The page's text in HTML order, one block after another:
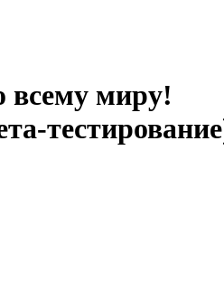
всему миру!